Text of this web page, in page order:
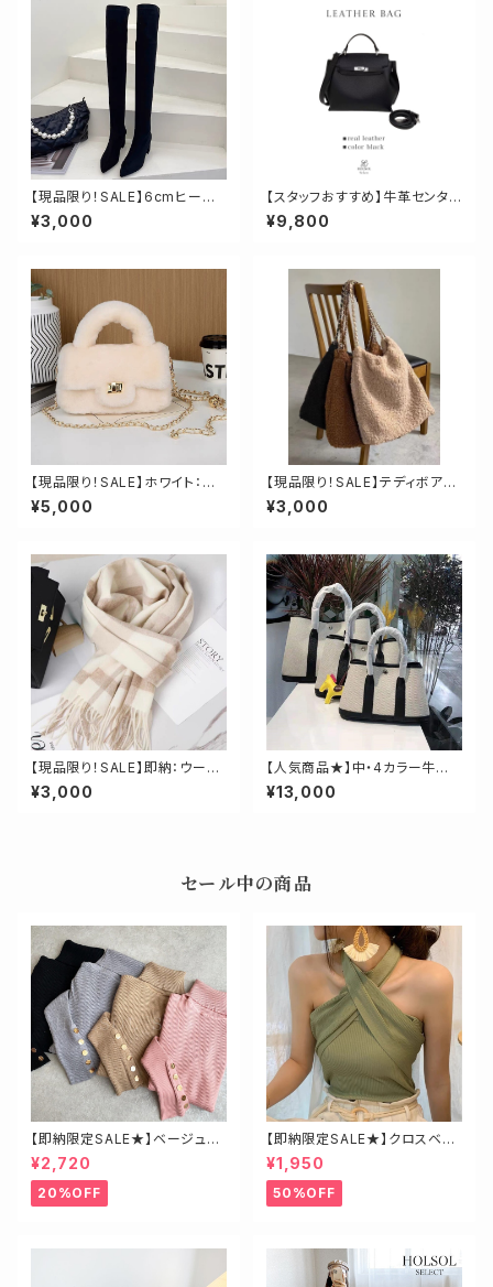
【現品限り！SALE】6cmヒール
スエード調ニーハイロングブー
ツ 23.5cm
¥3,000
【スタッフおすすめ】牛革センタ
ーバッグルバッグ
¥9,800
【現品限り！SALE】ホワイト：羊
毛100%高品質ウールボアハン
ドバッグ再入荷！
¥5,000
【現品限り！SALE】テディボアチ
ェーンストラップバッグ
¥3,000
【現品限り！SALE】即納：ウール
ロングチェックマフラー
¥3,000
【人気商品★】中・4カラー牛革ド
ッキングトート【サイズ中】
¥13,000
セール中の商品
【即納限定SALE★】ベージュ・
ゴールド釦ハイネックニット
¥2,720
20%OFF
【即納限定SALE★】クロスベア
トップス
¥1,950
50%OFF